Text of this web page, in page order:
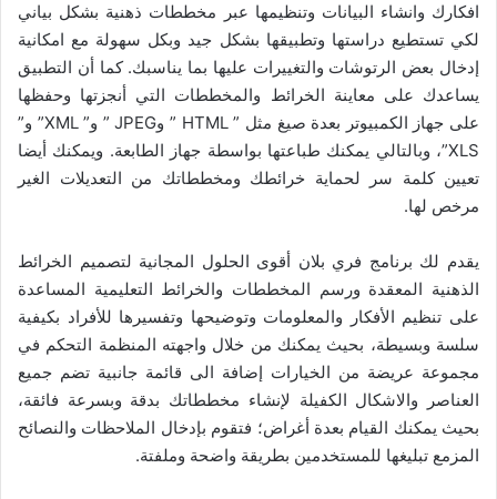
افكارك وانشاء البيانات وتنظيمها عبر مخططات ذهنية بشكل بياني
لكي تستطيع دراستها وتطبيقها بشكل جيد وبكل سهولة مع امكانية
إدخال بعض الرتوشات والتغييرات عليها بما يناسبك. كما أن التطبيق
يساعدك على معاينة الخرائط والمخططات التي أنجزتها وحفظها
على جهاز الكمبيوتر بعدة صيغ مثل ” HTML ” وJPEG ” و” XML” و”
XLS”، وبالتالي يمكنك طباعتها بواسطة جهاز الطابعة. ويمكنك أيضا
تعيين كلمة سر لحماية خرائطك ومخططاتك من التعديلات الغير
مرخص لها.
يقدم لك برنامج فري بلان أقوى الحلول المجانية لتصميم الخرائط
الذهنية المعقدة ورسم المخططات والخرائط التعليمية المساعدة
على تنظيم الأفكار والمعلومات وتوضيحها وتفسيرها للأفراد بكيفية
سلسة وبسيطة، بحيث يمكنك من خلال واجهته المنظمة التحكم في
مجموعة عريضة من الخيارات إضافة الى قائمة جانبية تضم جميع
العناصر والاشكال الكفيلة لإنشاء مخططاتك بدقة وبسرعة فائقة،
بحيث يمكنك القيام بعدة أغراض؛ فتقوم بإدخال الملاحظات والنصائح
المزمع تبليغها للمستخدمين بطريقة واضحة وملفتة.